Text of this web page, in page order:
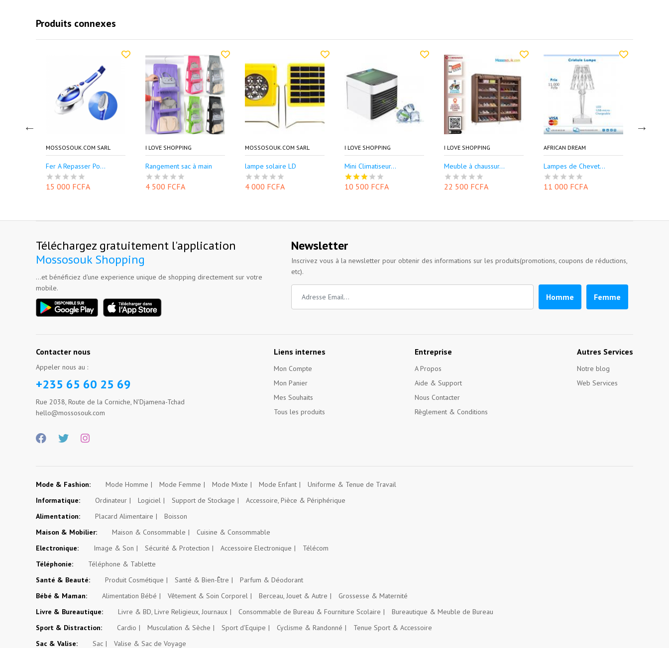
Produits connexes
MOSSOSOUK.COM SARL
Fer A Repasser Po...
15 000 FCFA
I LOVE SHOPPING
Rangement sac à main
4 500 FCFA
MOSSOSOUK.COM SARL
lampe solaire LD
4 000 FCFA
I LOVE SHOPPING
Mini Climatiseur...
10 500 FCFA
I LOVE SHOPPING
Meuble à chaussur...
22 500 FCFA
AFRICAN DREAM
Lampes de Chevet...
11 000 FCFA
Téléchargez gratuitement l'application
Mossosouk Shopping
...et bénéficiez d'une experience unique de shopping directement sur votre
mobile.
Newsletter
Inscrivez vous à la newsletter pour obtenir des informations sur les produits(promotions, coupons de réductions,
etc).
Homme Femme
Contacter nous
Appeler nous au :
+235 65 60 25 69
Rue 2038, Route de la Corniche, N'Djamena-Tchad
hello@mossosouk.com
Liens internes
Mon Compte
Mon Panier
Mes Souhaits
Tous les produits
Entreprise
A Propos
Aide & Support
Nous Contacter
Règlement & Conditions
Autres Services
Notre blog
Web Services
Mode & Fashion: Mode Homme Mode Femme Mode Mixte Mode Enfant
Uniforme & Tenue de Travail
Informatique:
Ordinateur Logiciel Support de Stockage
Accessoire, Pièce & Périphérique
Alimentation:
Placard Alimentaire
Boisson
Maison & Mobilier:
Maison & Consommable
Cuisine & Consommable
Electronique:
Image & Son Sécurité & Protection Accessoire Electronique
Télécom
Téléphonie:
Téléphone & Tablette
Santé & Beauté:
Produit Cosmétique Santé & Bien-Être
Parfum & Déodorant
Bébé & Maman:
Alimentation Bébé Vêtement & Soin Corporel Berceau, Jouet & Autre
Grossesse & Maternité
Livre & Bureautique:
Livre & BD, Livre Religieux, Journaux Consommable de Bureau & Fourniture Scolaire
Bureautique & Meuble de Bureau
Sport & Distraction:
Cardio Musculation & Sèche Sport d'Equipe Cyclisme & Randonné
Tenue Sport & Accessoire
Sac & Valise:
Sac Valise & Sac de Voyage